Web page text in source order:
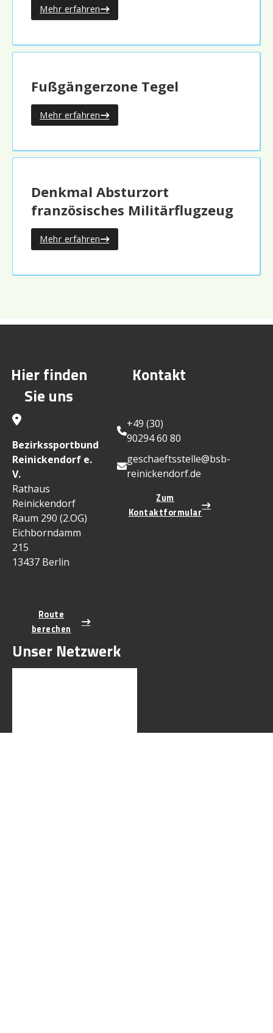
Mehr erfahren
Fußgängerzone Tegel
Mehr erfahren
Denkmal Absturzort
französisches Militärflugzeug
Mehr erfahren
Hier finden
Sie uns
Bezirkssportbund
Reinickendorf e.
V.
Rathaus
Reinickendorf
Raum 290 (2.OG)
Eichborndamm
215
13437 Berlin
Route
berechen
Kontakt
+49 (30)
90294 60 80
geschaeftsstelle@bsb-
reinickendorf.de
Zum
Kontaktformular
Unser Netzwerk